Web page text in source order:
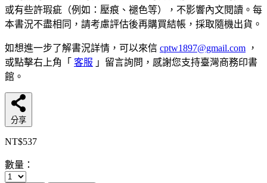
或有些許瑕疵（例如：壓痕、褪色等），不影響內文閱讀。每
本書況不盡相同，請考慮評估後再購買結帳，採取隨機出貨。
如想進一步了解書況詳情，可以來信 cptw1897@gmail.com ，
或點擊右上角「 客服 」留言詢問，感謝您支持臺灣商務印書
館。
分享
NT$537
數量：